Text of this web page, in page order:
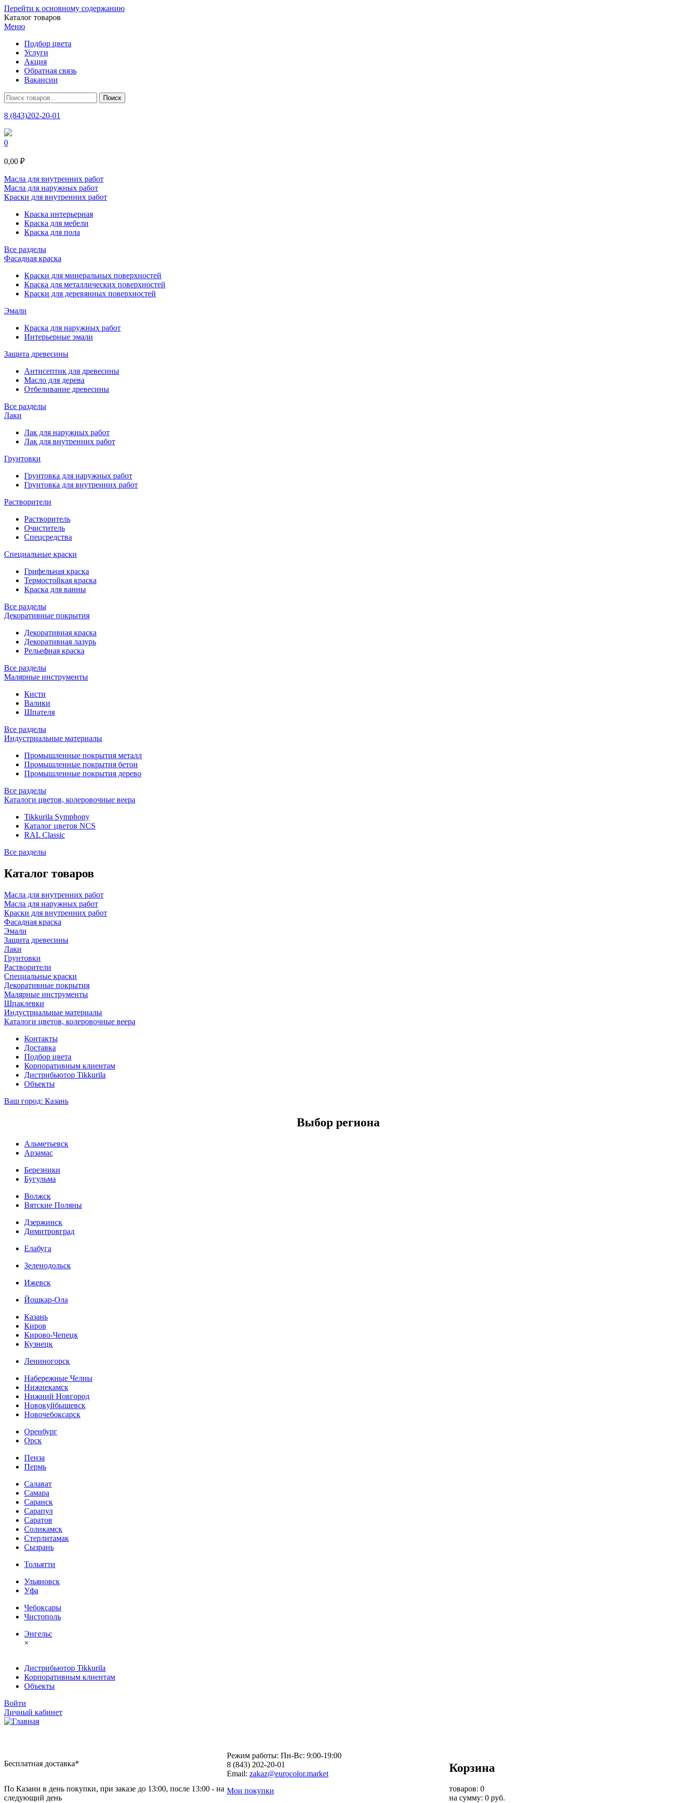
Перейти к основному содержанию
Каталог товаров
Меню
Подбор цвета
Услуги
Акция
Обратная связь
Вакансии
8 (843)202-20-01
0
0,00 ₽
Масла для внутренних работ
Масла для наружных работ
Краски для внутренних работ
Краска интерьерная
Краска для мебели
Краска для пола
Все разделы
Фасадная краска
Краски для минеральных поверхностей
Краска для металлических поверхностей
Краски для деревянных поверхностей
Эмали
Краска для наружных работ
Интерьерные эмали
Защита древесины
Антисептик для древесины
Масло для дерева
Отбеливание древесины
Все разделы
Лаки
Лак для наружных работ
Лак для внутренних работ
Грунтовки
Грунтовка для наружных работ
Грунтовка для внутренних работ
Растворители
Растворитель
Очиститель
Спецсредства
Специальные краски
Грифельная краска
Термостойкая краска
Краска для ванны
Все разделы
Декоративные покрытия
Декоративная краска
Декоративная лазурь
Рельефная краска
Все разделы
Малярные инструменты
Кисти
Валики
Шпателя
Все разделы
Индустриальные материалы
Промышленные покрытия металл
Промышленные покрытия бетон
Промышленные покрытия дерево
Все разделы
Каталоги цветов, колеровочные веера
Tikkurila Symphony
Каталог цветов NCS
RAL Classic
Все разделы
Каталог товаров
Масла для внутренних работ
Масла для наружных работ
Краски для внутренних работ
Фасадная краска
Эмали
Защита древесины
Лаки
Грунтовки
Растворители
Специальные краски
Декоративные покрытия
Малярные инструменты
Шпаклевки
Индустриальные материалы
Каталоги цветов, колеровочные веера
Контакты
Доставка
Подбор цвета
Корпоративным клиентам
Дистрибьютор Tikkurila
Объекты
Ваш город: Казань
Выбор региона
Альметьевск
Арзамас
Березники
Бугульма
Волжск
Вятские Поляны
Дзержинск
Димитровград
Елабуга
Зеленодольск
Ижевск
Йошкар-Ола
Казань
Киров
Кирово-Чепецк
Кузнецк
Лениногорск
Набережные Челны
Нижнекамск
Нижний Новгород
Новокуйбышевск
Новочебоксарск
Оренбург
Орск
Пенза
Пермь
Салават
Самара
Саранск
Сарапул
Саратов
Соликамск
Стерлитамак
Сызрань
Тольятти
Ульяновск
Уфа
Чебоксары
Чистополь
Энгельс
×
Дистрибьютор Tikkurila
Корпоративным клиентам
Объекты
Войти
Личный кабинет
Бесплатная доставка*
По Казани в день покупки, при заказе до 13:00, после 13:00 - на
следующий день
Режим работы: Пн-Вc: 9:00-19:00
8 (843) 202-20-01
Email: zakaz@eurocolor.market
Мои покупки
Корзина
товаров: 0
на сумму: 0 руб.